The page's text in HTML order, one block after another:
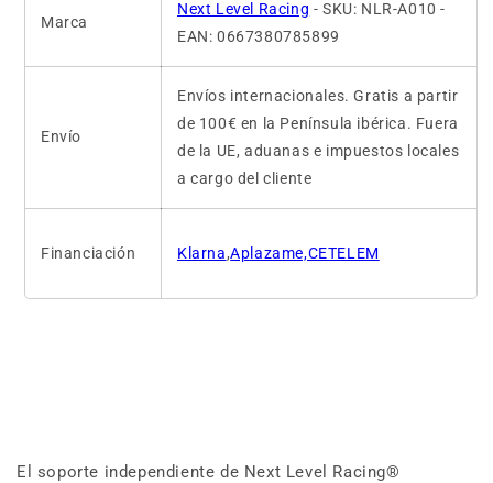
Marca
Next Level Racing - SKU: NLR-A010 -
EAN: 0667380785899
Envío
Envíos internacionales. Gratis a partir
de 100€ en la Península ibérica. Fuera
de la UE, aduanas e impuestos locales
a cargo del cliente
Financiación Klarna,Aplazame,CETELEM
El soporte independiente de Next Level Racing®